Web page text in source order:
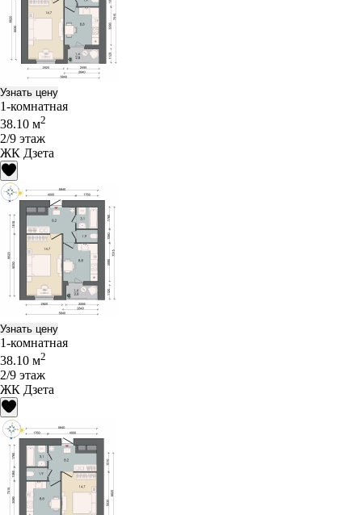
Узнать цену
1-комнатная
38.10 м2
2/9 этаж
ЖК Дзета
Узнать цену
1-комнатная
38.10 м2
2/9 этаж
ЖК Дзета